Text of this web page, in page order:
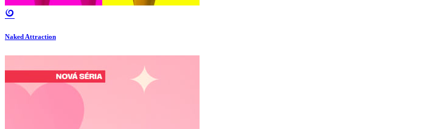
Naked Attraction